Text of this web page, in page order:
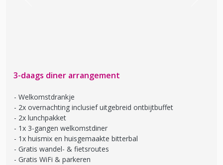
3-daags diner arrangement
Welkomstdrankje
2x overnachting inclusief uitgebreid ontbijtbuffet
2x lunchpakket
1x 3-gangen welkomstdiner
1x huismix en huisgemaakte bitterbal
Gratis wandel- & fietsroutes
Gratis WiFi & parkeren